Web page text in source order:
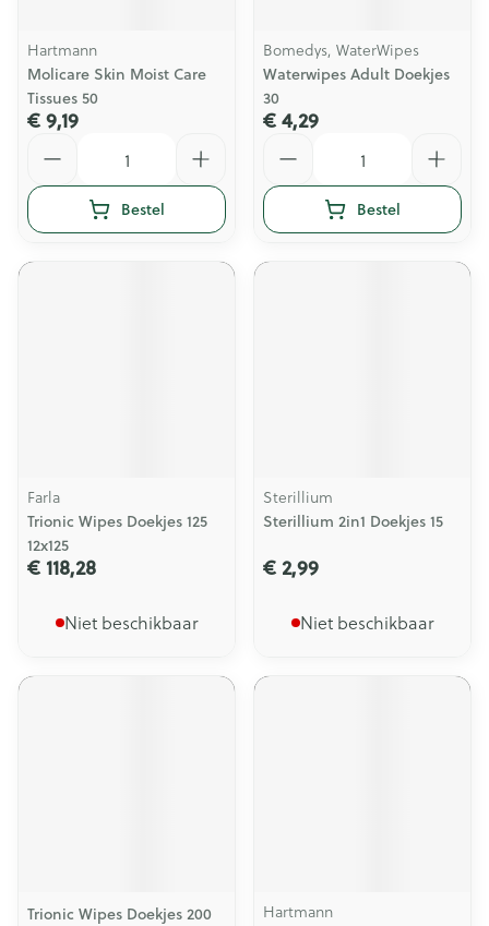
Hartmann
Molicare Skin Moist Care
Tissues 50
€ 9,19
Bestel
Bomedys, WaterWipes
Waterwipes Adult Doekjes
30
€ 4,29
Bestel
Farla
Trionic Wipes Doekjes 125
12x125
€ 118,28
Niet beschikbaar
Sterillium
Sterillium 2in1 Doekjes 15
€ 2,99
Niet beschikbaar
Trionic Wipes Doekjes 200 Hartmann